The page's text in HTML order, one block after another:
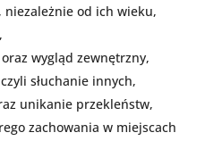
od ich wieku,
oraz wygląd zewnętrzny,
słuchanie innych,
unikanie przekleństw,
zachowania w miejscach